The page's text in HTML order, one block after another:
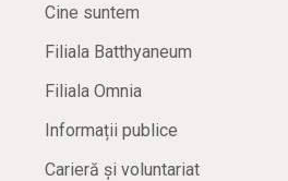
Cine suntem
Filiala Batthyaneum
Filiala Omnia
Informații publice
Carieră și voluntariat